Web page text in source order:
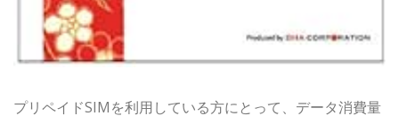
プリペイドSIMを利用している方にとって、データ消費量